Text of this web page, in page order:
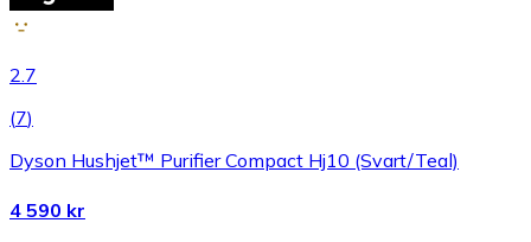
2.7
(7)
Dyson Hushjet™ Purifier Compact Hj10 (Svart/Teal)
4 590 kr